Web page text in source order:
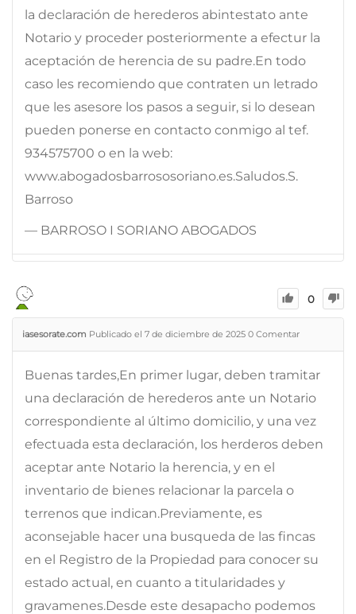
la declaración de herederos abintestato ante
Notario y proceder posteriormente a efectur la
aceptación de herencia de su padre.En todo
caso les recomiendo que contraten un letrado
que les asesore los pasos a seguir, si lo desean
pueden ponerse en contacto conmigo al tef.
934575700 o en la web:
www.abogadosbarrososoriano.es.Saludos.S.
Barroso
— BARROSO I SORIANO ABOGADOS
0
iasesorate.com Publicado el 7 de diciembre de 2025 0 Comentar
Buenas tardes,En primer lugar, deben tramitar
una declaración de herederos ante un Notario
correspondiente al último domicilio, y una vez
efectuada esta declaración, los herderos deben
aceptar ante Notario la herencia, y en el
inventario de bienes relacionar la parcela o
terrenos que indican.Previamente, es
aconsejable hacer una busqueda de las fincas
en el Registro de la Propiedad para conocer su
estado actual, en cuanto a titularidades y
gravamenes.Desde este desapacho podemos